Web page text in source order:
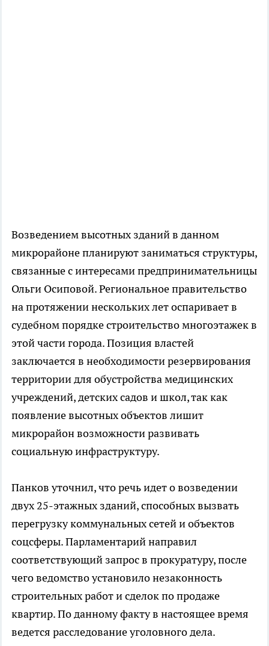
Возведением высотных зданий в данном
микрорайоне планируют заниматься структуры,
связанные с интересами предпринимательницы
Ольги Осиповой. Региональное правительство
на протяжении нескольких лет оспаривает в
судебном порядке строительство многоэтажек в
этой части города. Позиция властей
заключается в необходимости резервирования
территории для обустройства медицинских
учреждений, детских садов и школ, так как
появление высотных объектов лишит
микрорайон возможности развивать
социальную инфраструктуру.
Панков уточнил, что речь идет о возведении
двух 25-этажных зданий, способных вызвать
перегрузку коммунальных сетей и объектов
соцсферы. Парламентарий направил
соответствующий запрос в прокуратуру, после
чего ведомство установило незаконность
строительных работ и сделок по продаже
квартир. По данному факту в настоящее время
ведется расследование уголовного дела.